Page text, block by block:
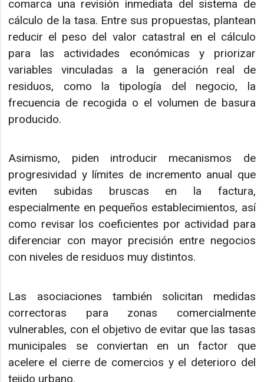
comarca una revisión inmediata del sistema de
cálculo de la tasa. Entre sus propuestas, plantean
reducir el peso del valor catastral en el cálculo
para las actividades económicas y priorizar
variables vinculadas a la generación real de
residuos, como la tipología del negocio, la
frecuencia de recogida o el volumen de basura
producido.
Asimismo, piden introducir mecanismos de
progresividad y límites de incremento anual que
eviten subidas bruscas en la factura,
especialmente en pequeños establecimientos, así
como revisar los coeficientes por actividad para
diferenciar con mayor precisión entre negocios
con niveles de residuos muy distintos.
Las asociaciones también solicitan medidas
correctoras para zonas comercialmente
vulnerables, con el objetivo de evitar que las tasas
municipales se conviertan en un factor que
acelere el cierre de comercios y el deterioro del
tejido urbano.